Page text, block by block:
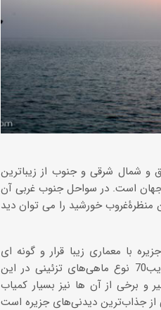
و شمال شرقی و جنوب از زیباترین
است. در سواحل جنوب غربی آن
با معماری زیبا قرار و گونه ای
مختلف ماهیان و آبزیان اطراف جزیره در آن به تماشا گذارده شده است. قریب70 نوع ماهی‌های تزئینی در این
و برخی از آن ها نیز بسیار کمیاب